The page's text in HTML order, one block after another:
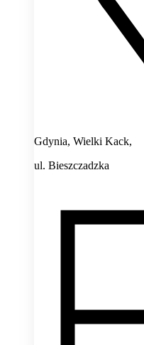
Gdynia, Wielki Kack,
ul. Bieszczadzka